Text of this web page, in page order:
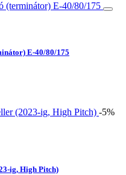
E-40/80/175
-5%
ig, High Pitch)